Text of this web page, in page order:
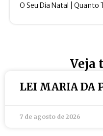
O Seu Dia Natal Quanto
Veja
LEI MARIA DA
7 de agosto de 2026